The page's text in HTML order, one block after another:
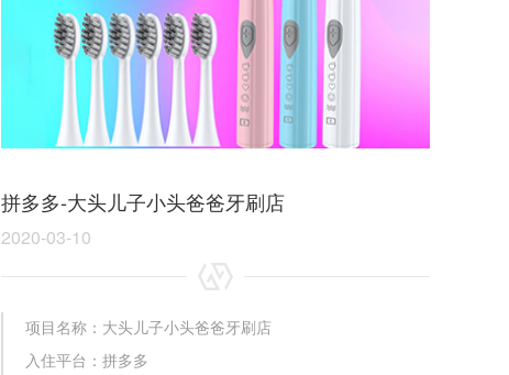
拼多多-大头儿子小头爸爸牙刷店
2020-03-10
项目名称：大头儿子小头爸爸牙刷店
入住平台：拼多多